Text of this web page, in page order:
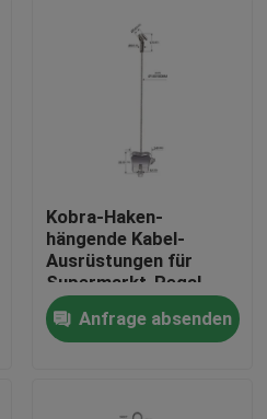
Kobra-Haken-
hängende Kabel-
Ausrüstungen für
Supermarkt-Regal
24*29.5mm YW86487
Anfrage absenden